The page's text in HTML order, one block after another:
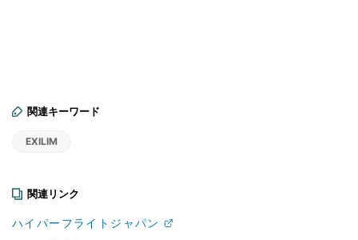
関連キーワード
EXILIM
関連リンク
ハイパーフライトジャパン